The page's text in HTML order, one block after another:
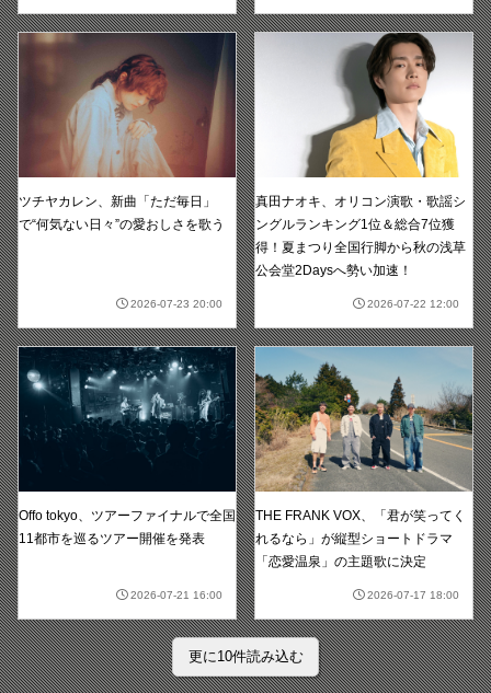
ツチヤカレン、新曲「ただ毎日」
で“何気ない日々”の愛おしさを歌う
2026-07-23 20:00
真田ナオキ、オリコン演歌・歌謡シ
ングルランキング1位＆総合7位獲
得！夏まつり全国行脚から秋の浅草
公会堂2Daysへ勢い加速！
2026-07-22 12:00
Offo tokyo、ツアーファイナルで全国
11都市を巡るツアー開催を発表
2026-07-21 16:00
THE FRANK VOX、「君が笑ってく
れるなら」が縦型ショートドラマ
「恋愛温泉」の主題歌に決定
2026-07-17 18:00
更に10件読み込む